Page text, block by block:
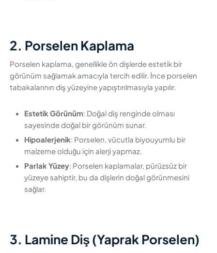
2. Porselen Kaplama
Porselen kaplama, genellikle ön dişlerde estetik bir
görünüm sağlamak amacıyla tercih edilir. İnce porselen
tabakalarının diş yüzeyine yapıştırılmasıyla yapılır.
Estetik Görünüm: Doğal diş renginde olması
sayesinde doğal bir görünüm sunar.
Hipoalerjenik: Porselen, vücutla biyouyumlu bir
malzeme olduğu için alerji yapmaz.
Parlak Yüzey: Porselen kaplamalar, pürüzsüz bir
yüzeye sahiptir, bu da dişlerin doğal görünmesini
sağlar.
3. Lamine Diş (Yaprak Porselen)